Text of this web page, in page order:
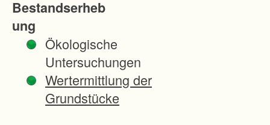
Bestandserheb
ung
Ökologische
Untersuchungen
Wertermittlung der
Grundstücke